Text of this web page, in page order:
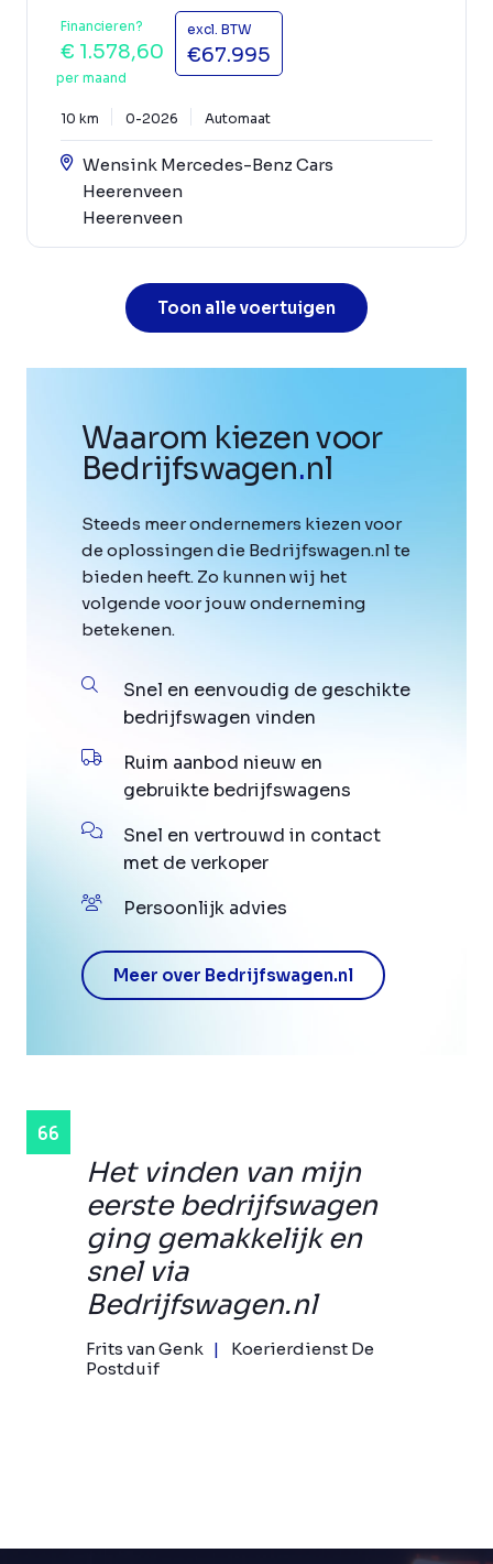
Financieren?
€ 1.578,60
per maand
excl. BTW
€67.995
10 km 0-2026 Automaat
Wensink Mercedes-Benz Cars
Heerenveen
Heerenveen
Toon alle voertuigen
Het vinden van mijn
eerste bedrijfswagen
ging gemakkelijk en
snel via
Bedrijfswagen.nl
Frits van Genk
Koerierdienst De
Postduif
Waarom kiezen voor
Bedrijfswagen.nl
Steeds meer ondernemers kiezen voor
de oplossingen die Bedrijfswagen.nl te
bieden heeft. Zo kunnen wij het
volgende voor jouw onderneming
betekenen.
Snel en eenvoudig de geschikte
bedrijfswagen vinden
Ruim aanbod nieuw en
gebruikte bedrijfswagens
Snel en vertrouwd in contact
met de verkoper
Persoonlijk advies
Meer over Bedrijfswagen.nl